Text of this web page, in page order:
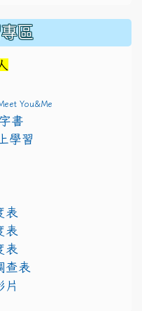
區
You&Me
書
學習
表
表
表
查表
片